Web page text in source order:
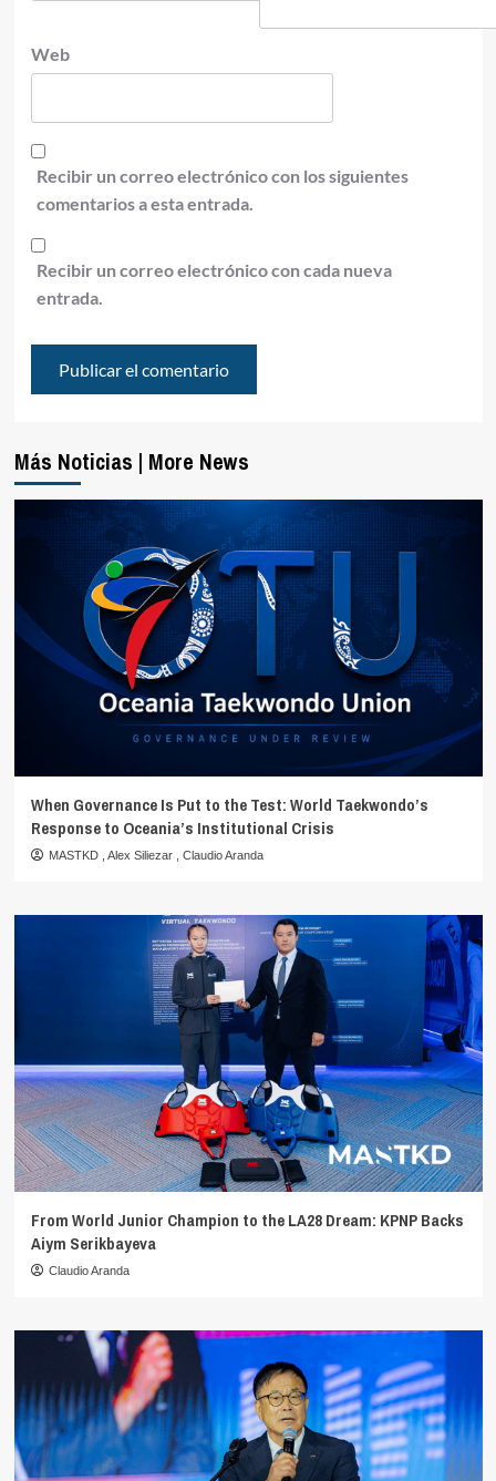
Web
Recibir un correo electrónico con los siguientes
comentarios a esta entrada.
Recibir un correo electrónico con cada nueva
entrada.
Más Noticias | More News
When Governance Is Put to the Test: World Taekwondo’s
Response to Oceania’s Institutional Crisis
MASTKD Alex Siliezar Claudio Aranda
From World Junior Champion to the LA28 Dream: KPNP Backs
Aiym Serikbayeva
Claudio Aranda